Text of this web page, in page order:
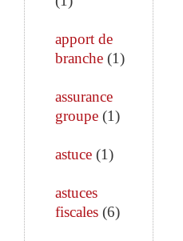
apport de
branche (1)
assurance
groupe (1)
astuce (1)
astuces
fiscales (6)